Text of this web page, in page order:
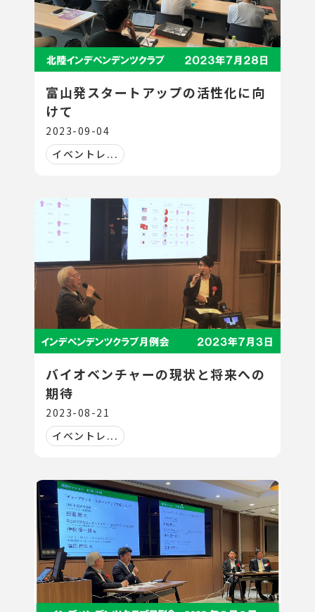
富山発スタートアップの活性化に向
けて
2023-09-04
イベントレ...
バイオベンチャーの現状と将来への
期待
2023-08-21
イベントレ...